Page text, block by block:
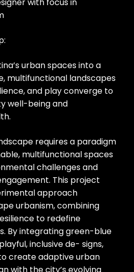
urban spaces into a
multifunctional landscapes
and play converge to
well-being and
requires a paradigm
multifunctional spaces
challenges and
This project
approach
urbanism, combining
to redefine
By integrating green-blue
inclusive de- signs,
create adaptive urban